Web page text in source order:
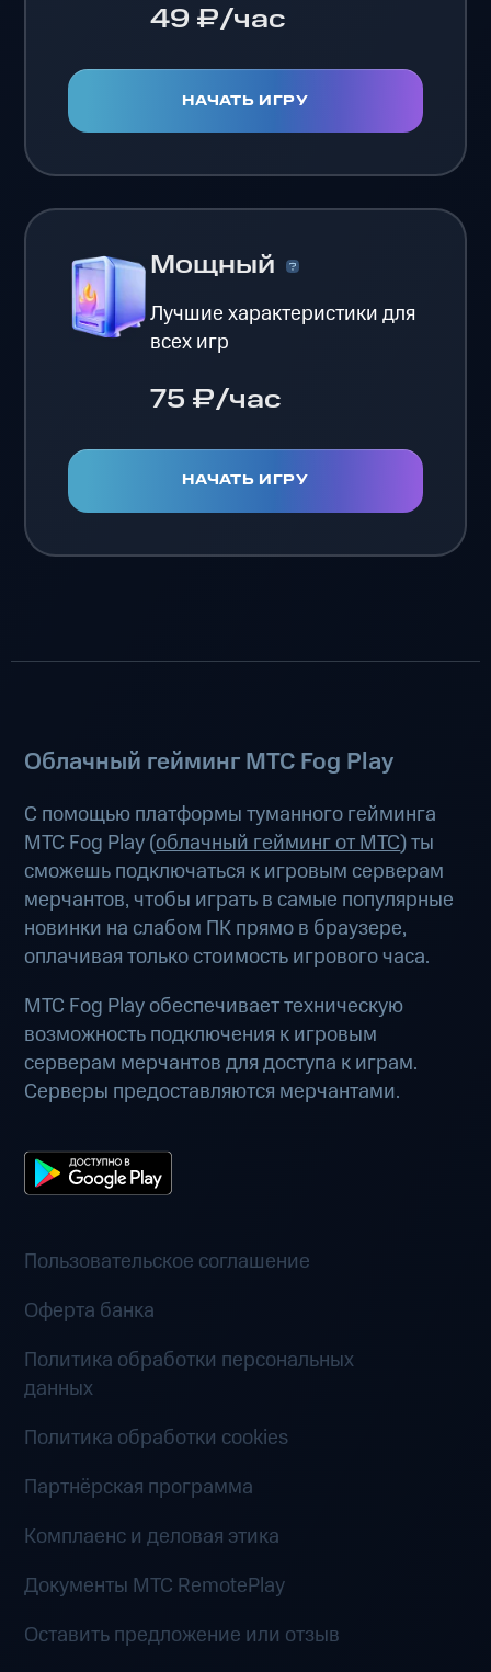
49 ₽/час
НАЧАТЬ ИГРУ
Мощный
Лучшие характеристики для
всех игр
75 ₽/час
НАЧАТЬ ИГРУ
Облачный гейминг МТС Fog Play
С помощью платформы туманного гейминга
МТС Fog Play (облачный гейминг от МТС) ты
сможешь подключаться к игровым серверам
мерчантов, чтобы играть в самые популярные
новинки на слабом ПК прямо в браузере,
оплачивая только стоимость игрового часа.
МТС Fog Play обеспечивает техническую
возможность подключения к игровым
серверам мерчантов для доступа к играм.
Серверы предоставляются мерчантами.
Пользовательское соглашение
Оферта банка
Политика обработки персональных
данных
Политика обработки cookies
Партнёрская программа
Комплаенс и деловая этика
Документы MTC RemotePlay
Оставить предложение или отзыв